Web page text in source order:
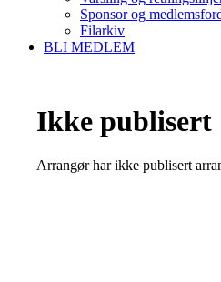
Sponsor og
Filarkiv
BLI MEDLEM
Ikke publisert
Arrangør har ikke publisert